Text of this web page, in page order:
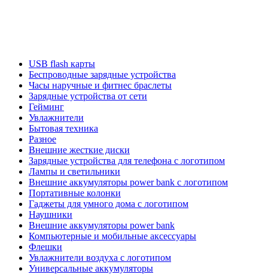
USB flash карты
Беспроводные зарядные устройства
Часы наручные и фитнес браслеты
Зарядные устройства от сети
Гейминг
Увлажнители
Бытовая техника
Разное
Внешние жесткие диски
Зарядные устройства для телефона с логотипом
Лампы и светильники
Внешние аккумуляторы power bank с логотипом
Портативные колонки
Гаджеты для умного дома с логотипом
Наушники
Внешние аккумуляторы power bank
Компьютерные и мобильные аксессуары
Флешки
Увлажнители воздуха с логотипом
Универсальные аккумуляторы